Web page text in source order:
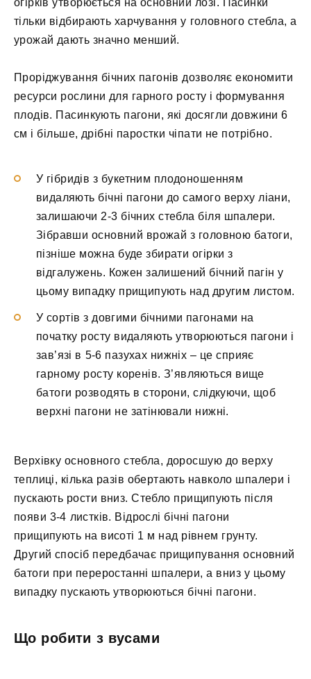
тільки відбирають харчування у головного стебла, а
урожай дають значно менший.
Проріджування бічних пагонів дозволяє економити
ресурси рослини для гарного росту і формування
плодів. Пасинкують пагони, які досягли довжини 6
см і більше, дрібні паростки чіпати не потрібно.
У гібридів з букетним плодоношенням
видаляють бічні пагони до самого верху ліани,
залишаючи 2-3 бічних стебла біля шпалери.
Зібравши основний врожай з головною батоги,
пізніше можна буде збирати огірки з
відгалужень. Кожен залишений бічний пагін у
цьому випадку прищипують над другим листом.
У сортів з довгими бічними пагонами на
початку росту видаляють утворюються пагони і
зав’язі в 5-6 пазухах нижніх – це сприяє
гарному росту коренів. З’являються вище
батоги розводять в сторони, слідкуючи, щоб
верхні пагони не затінювали нижні.
Верхівку основного стебла, доросшую до верху
теплиці, кілька разів обертають навколо шпалери і
пускають рости вниз. Стебло прищипують після
появи 3-4 листків. Відрослі бічні пагони
прищипують на висоті 1 м над рівнем грунту.
Другий спосіб передбачає прищипування основний
батоги при переростанні шпалери, а вниз у цьому
випадку пускають утворюються бічні пагони.
Що робити з вусами